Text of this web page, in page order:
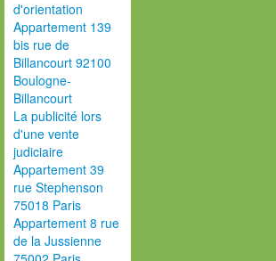
d'orientation
Appartement 139
bis rue de
Billancourt 92100
Boulogne-
Billancourt
La publicité lors
d'une vente
judiciaire
Appartement 39
rue Stephenson
75018 Paris
Appartement 8 rue
de la Jussienne